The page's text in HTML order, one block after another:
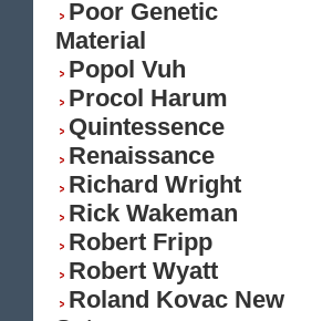
Poor Genetic
Material
Popol Vuh
Procol Harum
Quintessence
Renaissance
Richard Wright
Rick Wakeman
Robert Fripp
Robert Wyatt
Roland Kovac New